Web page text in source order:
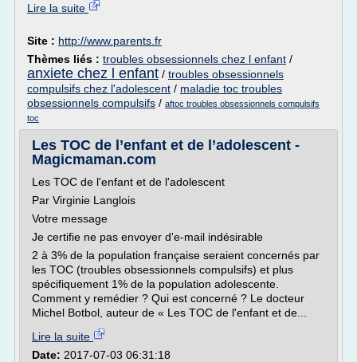
Lire la suite
Site : http://www.parents.fr
Thèmes liés : troubles obsessionnels chez l enfant /
anxiete chez l enfant / troubles obsessionnels
compulsifs chez l'adolescent / maladie toc troubles
obsessionnels compulsifs / aftoc troubles obsessionnels compulsifs
toc
Les TOC de l’enfant et de l’adolescent -
Magicmaman.com
Les TOC de l'enfant et de l'adolescent
Par Virginie Langlois
Votre message
Je certifie ne pas envoyer d'e-mail indésirable
2 à 3% de la population française seraient concernés par
les TOC (troubles obsessionnels compulsifs) et plus
spécifiquement 1% de la population adolescente.
Comment y remédier ? Qui est concerné ? Le docteur
Michel Botbol, auteur de « Les TOC de l'enfant et de...
Lire la suite
Date: 2017-07-03 06:31:18